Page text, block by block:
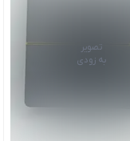
تصویر
به زودی